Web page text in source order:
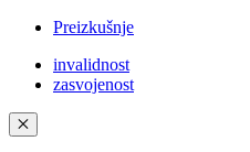
Preizkušnje
invalidnost
zasvojenost
✕